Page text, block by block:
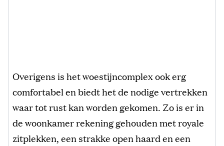
Overigens is het woestijncomplex ook erg
comfortabel en biedt het de nodige vertrekken
waar tot rust kan worden gekomen. Zo is er in
de woonkamer rekening gehouden met royale
zitplekken, een strakke open haard en een